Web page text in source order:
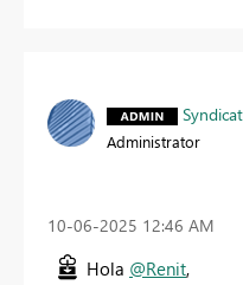
Administrator
‎10-06-2025 12:46 AM
Hola @Renit,